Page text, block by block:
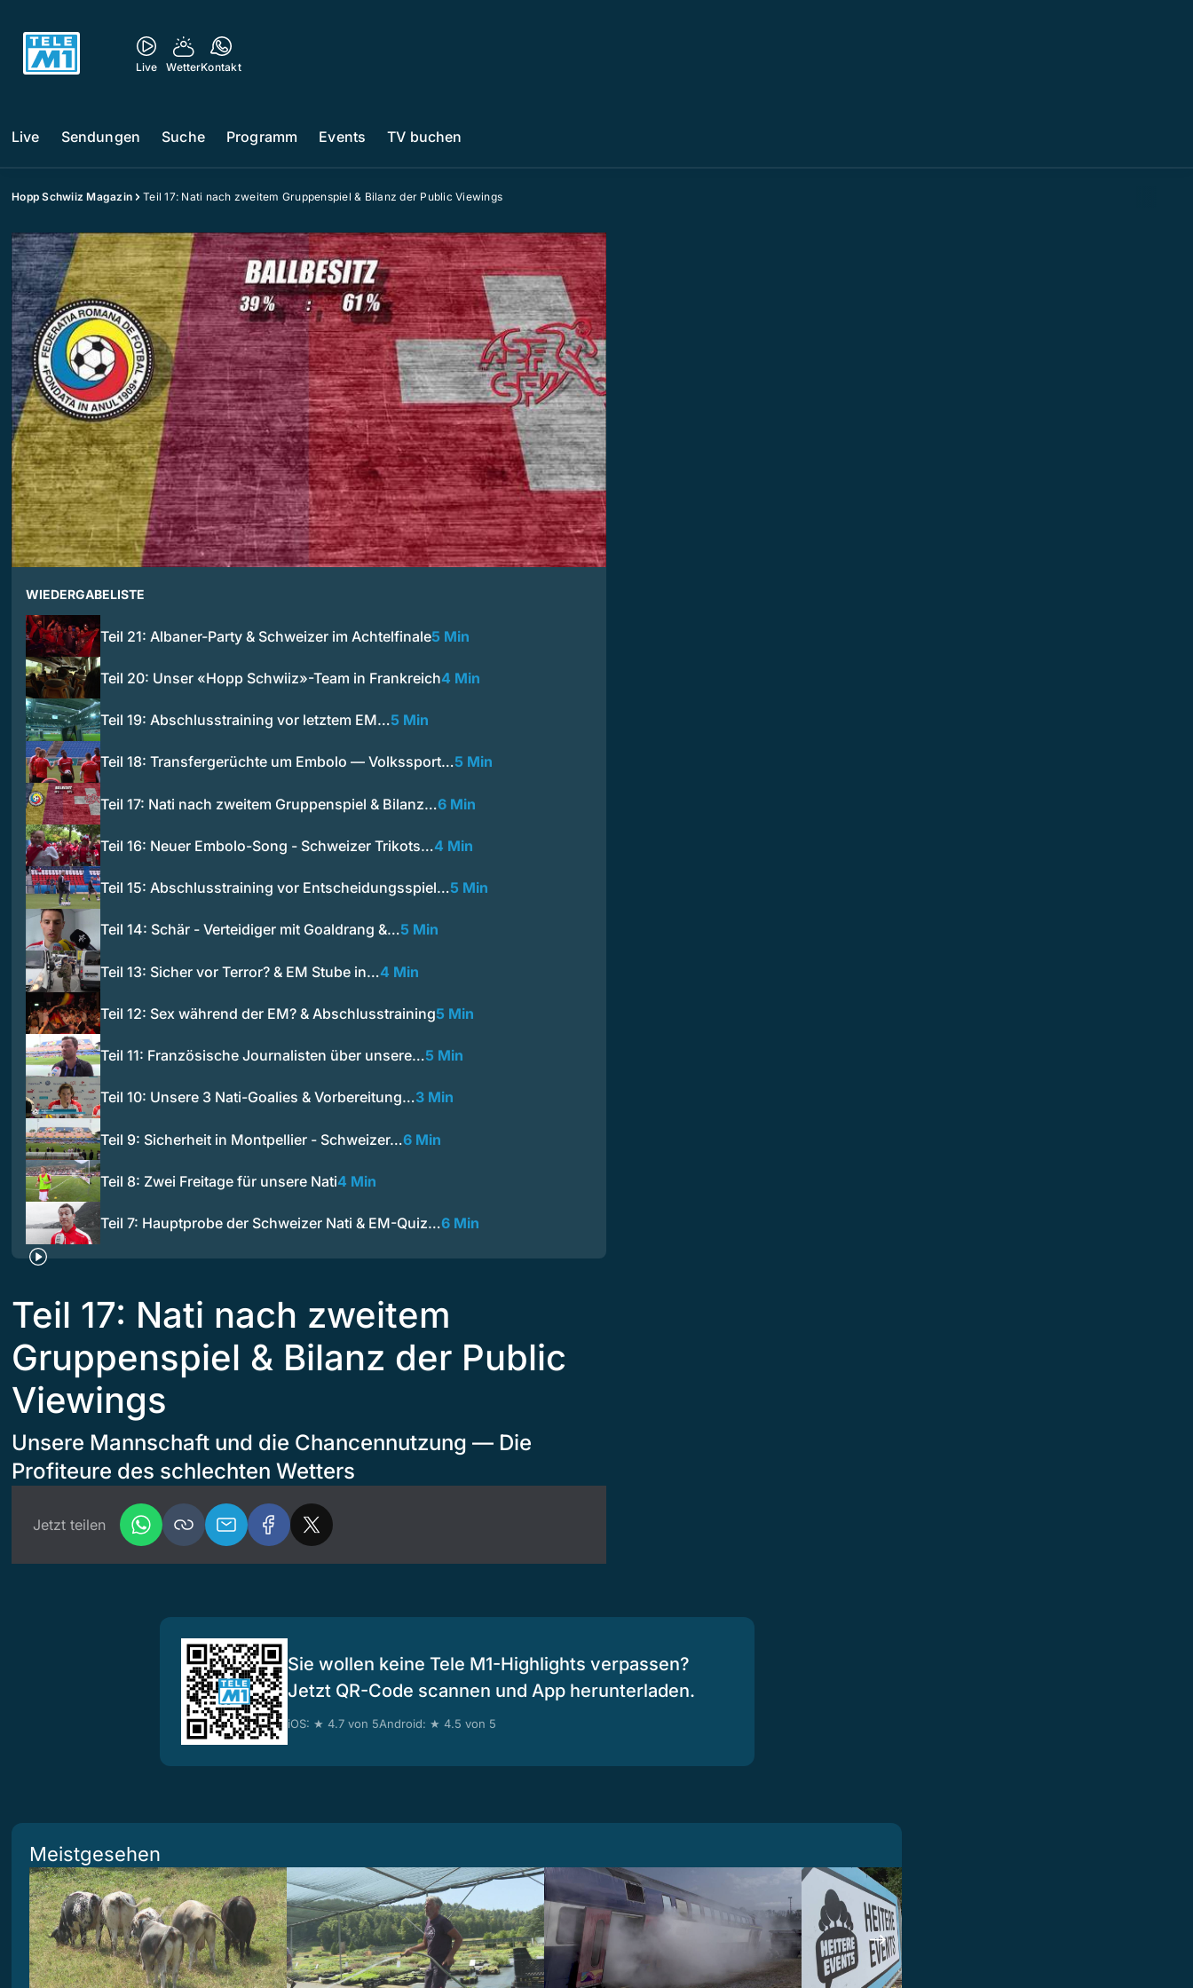
Live WetterKontakt
Live Sendungen Suche Programm Events TV buchen
Hopp Schwiiz Magazin Teil 17: Nati nach zweitem Gruppenspiel & Bilanz der Public Viewings
WIEDERGABELISTE
Teil 21: Albaner-Party & Schweizer im Achtelfinale5 Min
Teil 20: Unser «Hopp Schwiiz»-Team in Frankreich4 Min
Teil 19: Abschlusstraining vor letztem EM…5 Min
Teil 18: Transfergerüchte um Embolo — Volkssport…5 Min
Teil 17: Nati nach zweitem Gruppenspiel & Bilanz…6 Min
Teil 16: Neuer Embolo-Song - Schweizer Trikots…4 Min
Teil 15: Abschlusstraining vor Entscheidungsspiel…5 Min
Teil 14: Schär - Verteidiger mit Goaldrang &…5 Min
Teil 13: Sicher vor Terror? & EM Stube in…4 Min
Teil 12: Sex während der EM? & Abschlusstraining5 Min
Teil 11: Französische Journalisten über unsere…5 Min
Teil 10: Unsere 3 Nati-Goalies & Vorbereitung…3 Min
Teil 9: Sicherheit in Montpellier - Schweizer…6 Min
Teil 8: Zwei Freitage für unsere Nati4 Min
Teil 7: Hauptprobe der Schweizer Nati & EM-Quiz…6 Min
Teil 17: Nati nach zweitem
Gruppenspiel & Bilanz der Public
Viewings
Unsere Mannschaft und die Chancennutzung — Die
Profiteure des schlechten Wetters
Jetzt teilen
Sie wollen keine Tele M1-Highlights verpassen?
Jetzt QR-Code scannen und App herunterladen.
iOS: ★ 4.7 von 5Android: ★ 4.5 von 5
Meistgesehen